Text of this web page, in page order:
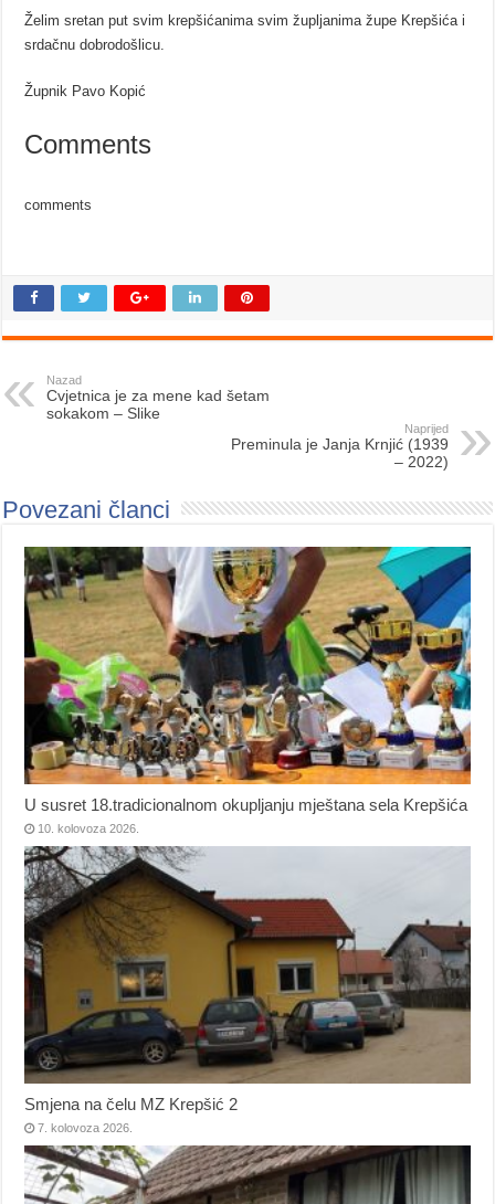
Želim sretan put svim krepšićanima svim župljanima župe Krepšića i
srdačnu dobrodošlicu.
Župnik Pavo Kopić
Comments
comments
Nazad
Cvjetnica je za mene kad šetam
sokakom – Slike
Naprijed
Preminula je Janja Krnjić (1939
– 2022)
Povezani članci
U susret 18.tradicionalnom okupljanju mještana sela Krepšića
10. kolovoza 2026.
Smjena na čelu MZ Krepšić 2
7. kolovoza 2026.